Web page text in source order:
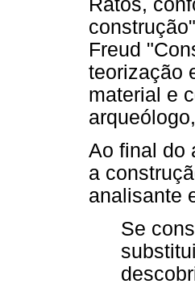
Ratos,
Freud
teorização
material e
Ao final do
a
analisante
Se